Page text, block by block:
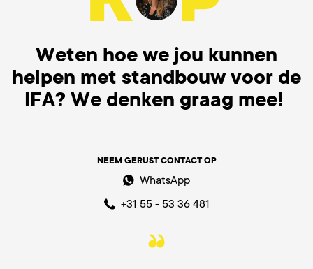
Weten hoe we jou kunnen
helpen met standbouw voor de
IFA? We denken graag mee!
NEEM GERUST CONTACT OP
WhatsApp
+31 55 - 53 36 481